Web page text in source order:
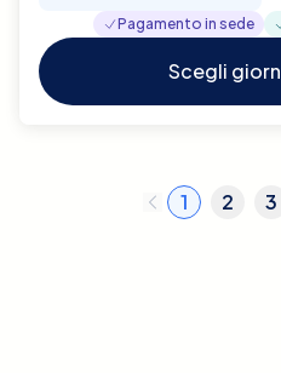
Pagamento in sede
Scegli
1 2 3